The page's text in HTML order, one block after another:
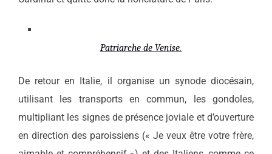
Patriarche de Venise.
De retour en Italie, il organise un synode diocésain,
utilisant les transports en commun, les gondoles,
multipliant les signes de présence joviale et d’ouverture
en direction des paroissiens (« Je veux être votre frère,